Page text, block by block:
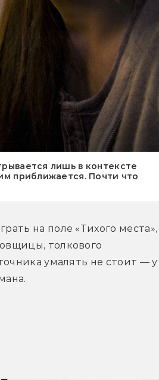
лишь в контексте
приближается. Почти что
на поле «Тихого места»,
толкового
умалять не стоит — у